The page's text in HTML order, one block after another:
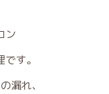
ン
す。
漏れ、